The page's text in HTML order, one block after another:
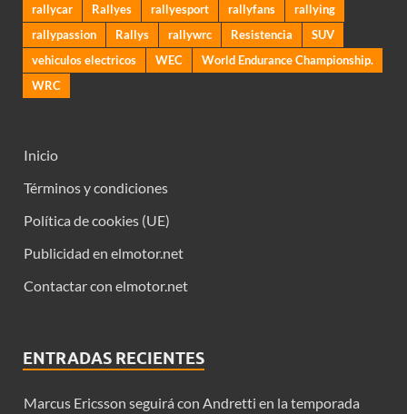
rallycar
Rallyes rallyesport rallyfans
rallying
rallypassion
Rallys rallywrc Resistencia
SUV
vehiculos electricos
WEC
World Endurance Championship.
WRC
Inicio
Términos y condiciones
Política de cookies (UE)
Publicidad en elmotor.net
Contactar con elmotor.net
ENTRADAS RECIENTES
Marcus Ericsson seguirá con Andretti en la temporada